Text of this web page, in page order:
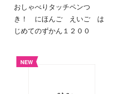
おしゃべりタッチペンつ
き！ にほんご えいご は
じめてのずかん１２００
NEW